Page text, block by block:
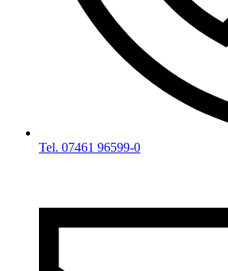
Tel. 07461 96599-0